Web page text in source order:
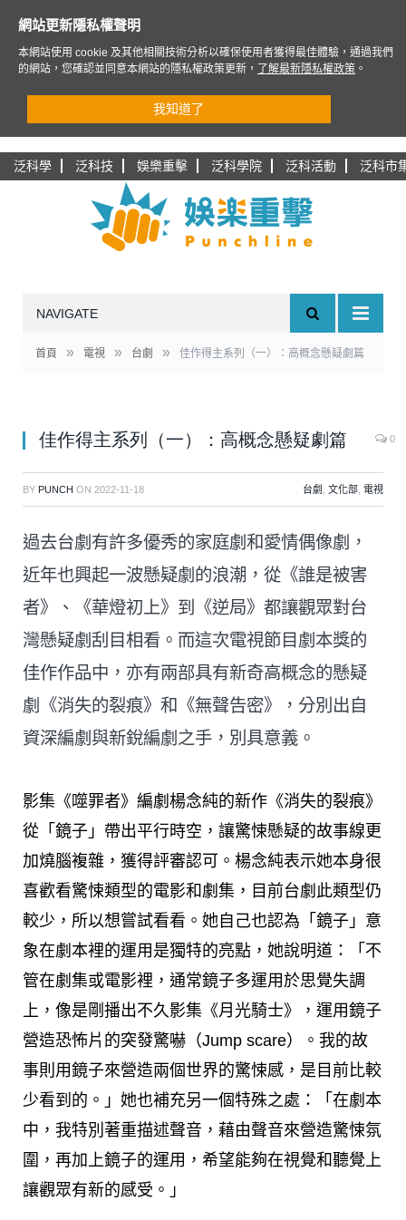
泛科學 泛科技 娛樂重擊 泛科學院 泛科活動 泛科市
NAVIGATE
首頁 » 電視 » 台劇 » 佳作得主系列（一）：高概念懸疑劇篇
佳作得主系列（一）：高概念懸疑劇篇 0
BY PUNCH ON 2022-11-18 台劇 文化部 電視
過去台劇有許多優秀的家庭劇和愛情偶像劇，
近年也興起一波懸疑劇的浪潮，從《誰是被害
者》、《華燈初上》到《逆局》都讓觀眾對台
灣懸疑劇刮目相看。而這次電視節目劇本獎的
佳作作品中，亦有兩部具有新奇高概念的懸疑
劇《消失的裂痕》和《無聲告密》，分別出自
資深編劇與新銳編劇之手，別具意義。
影集《噬罪者》編劇楊念純的新作《消失的裂痕》
從「鏡子」帶出平行時空，讓驚悚懸疑的故事線更
加燒腦複雜，獲得評審認可。楊念純表示她本身很
喜歡看驚悚類型的電影和劇集，目前台劇此類型仍
較少，所以想嘗試看看。她自己也認為「鏡子」意
象在劇本裡的運用是獨特的亮點，她說明道：「不
管在劇集或電影裡，通常鏡子多運用於思覺失調
上，像是剛播出不久影集《月光騎士》，運用鏡子
營造恐怖片的突發驚嚇（Jump scare）。我的故
事則用鏡子來營造兩個世界的驚悚感，是目前比較
少看到的。」她也補充另一個特殊之處：「在劇本
中，我特別著重描述聲音，藉由聲音來營造驚悚氛
圍，再加上鏡子的運用，希望能夠在視覺和聽覺上
讓觀眾有新的感受。」
網站更新隱私權聲明
本網站使用 cookie 及其他相關技術分析以確保使用者獲得最佳體驗，通過我們
的網站，您確認並同意本網站的隱私權政策更新，
了解最新隱私權政策 。
我知道了